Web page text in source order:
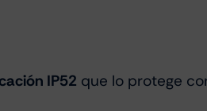
IP52 que lo protege